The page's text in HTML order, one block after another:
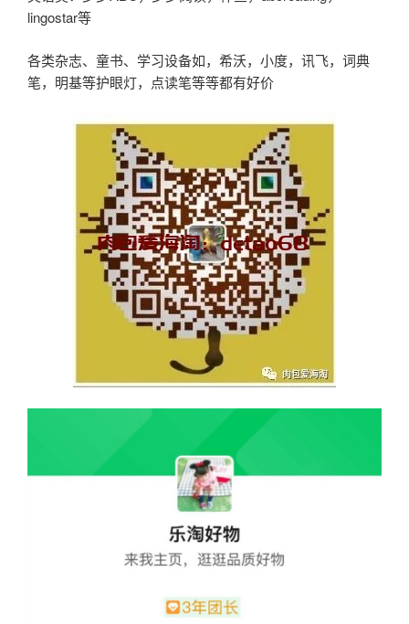
lingostar等
各类杂志、童书、学习设备如，希沃，小度，讯飞，词典
笔，明基等护眼灯，点读笔等等都有好价